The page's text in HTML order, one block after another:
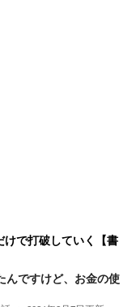
けで打破していく【書
んですけど、お金の使